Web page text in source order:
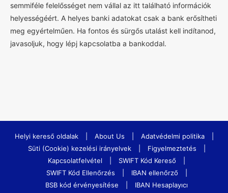
semmiféle felelősséget nem vállal az itt található információk
helyességéért. A helyes banki adatokat csak a bank erősítheti
meg egyértelműen. Ha fontos és sürgős utalást kell indítanod,
javasoljuk, hogy lépj kapcsolatba a bankoddal.
Helyi kereső oldalak About Us Adatvédelmi politika
Süti (Cookie) kezelési irányelvek
Figyelmeztetés
Kapcsolatfelvétel
SWIFT Kód Kereső
SWIFT Kód Ellenőrzés
IBAN ellenőrző
BSB kód érvényesítése
IBAN Hesaplayıcı